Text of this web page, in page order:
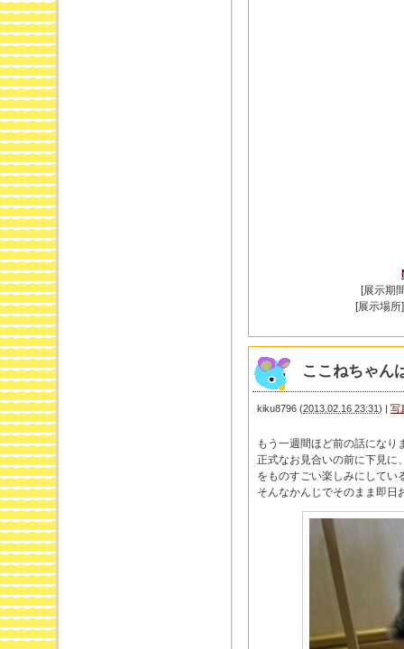
[展示期
[展示場
ここねちゃん
kiku8796 (2013.02.16 23:31) | 写
もう一週間ほど前の話にな
正式なお見合いの前に下見に
をものすごい楽しみにしてい
そんなかんじでそのまま即日